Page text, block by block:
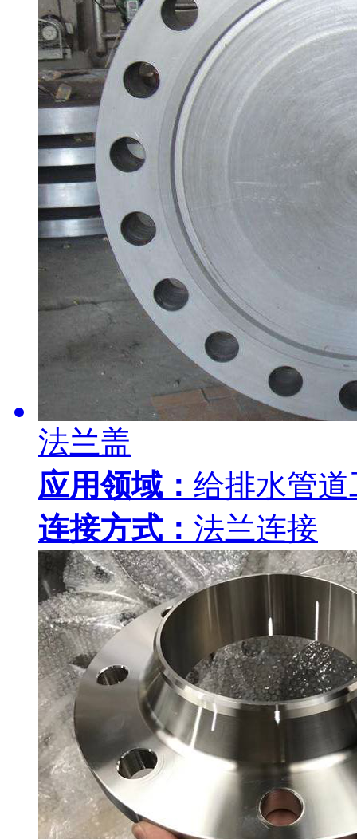
法兰盖
应用领域： 给排水管道
连接方式： 法兰连接